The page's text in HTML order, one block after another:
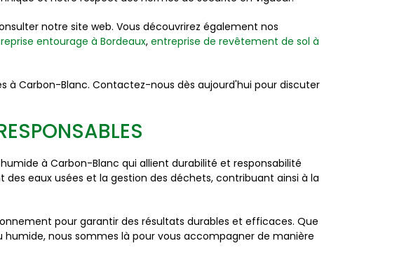
notre site web. Vous découvrirez également nos
entourage à Bordeaux, entreprise de revêtement de sol à
à Carbon-Blanc. Contactez-nous dès aujourd'hui pour discuter
humide à Carbon-Blanc qui allient durabilité et responsabilité
eaux usées et la gestion des déchets, contribuant ainsi à la
pour garantir des résultats durables et efficaces. Que
nous sommes là pour vous accompagner de manière